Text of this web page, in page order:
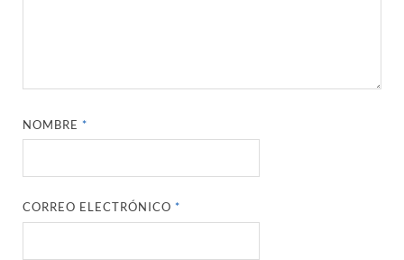
NOMBRE*
CORREO ELECTRÓNICO*